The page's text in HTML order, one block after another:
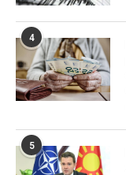
4
5